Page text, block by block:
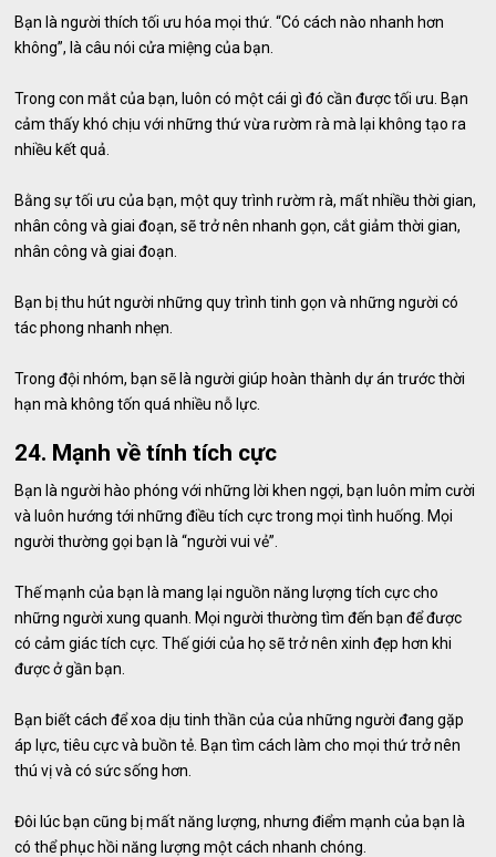
Bạn là người thích tối ưu hóa mọi thứ. “Có cách nào nhanh hơn
không”, là câu nói cửa miệng của bạn.
Trong con mắt của bạn, luôn có một cái gì đó cần được tối ưu. Bạn
cảm thấy khó chịu với những thứ vừa rườm rà mà lại không tạo ra
nhiều kết quả.
Bằng sự tối ưu của bạn, một quy trình rườm rà, mất nhiều thời gian,
nhân công và giai đoạn, sẽ trở nên nhanh gọn, cắt giảm thời gian,
nhân công và giai đoạn.
Bạn bị thu hút người những quy trình tinh gọn và những người có
tác phong nhanh nhẹn.
Trong đội nhóm, bạn sẽ là người giúp hoàn thành dự án trước thời
hạn mà không tốn quá nhiều nỗ lực.
24. Mạnh về tính tích cực
Bạn là người hào phóng với những lời khen ngợi, bạn luôn mỉm cười
và luôn hướng tới những điều tích cực trong mọi tình huống. Mọi
người thường gọi bạn là “người vui vẻ”.
Thế mạnh của bạn là mang lại nguồn năng lượng tích cực cho
những người xung quanh. Mọi người thường tìm đến bạn để được
có cảm giác tích cực. Thế giới của họ sẽ trở nên xinh đẹp hơn khi
được ở gần bạn.
Bạn biết cách để xoa dịu tinh thần của của những người đang gặp
áp lực, tiêu cực và buồn tẻ. Bạn tìm cách làm cho mọi thứ trở nên
thú vị và có sức sống hơn.
Đôi lúc bạn cũng bị mất năng lượng, nhưng điểm mạnh của bạn là
có thể phục hồi năng lượng một cách nhanh chóng.